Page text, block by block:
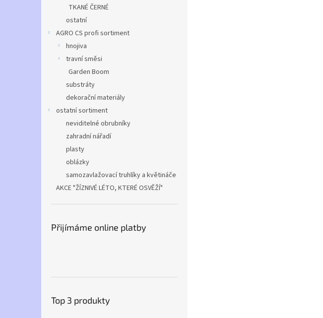
TKANÉ ČERNÉ
ostatní
AGRO CS profi sortiment
hnojiva
travní směsi
Garden Boom
substráty
dekorační materiály
ostatní sortiment
neviditelné obrubníky
zahradní nářadí
plasty
oblázky
samozavlažovací truhlíky a květináče
AKCE "ŽÍZNIVÉ LÉTO, KTERÉ OSVĚŽÍ"
Přijímáme online platby
Top 3 produkty